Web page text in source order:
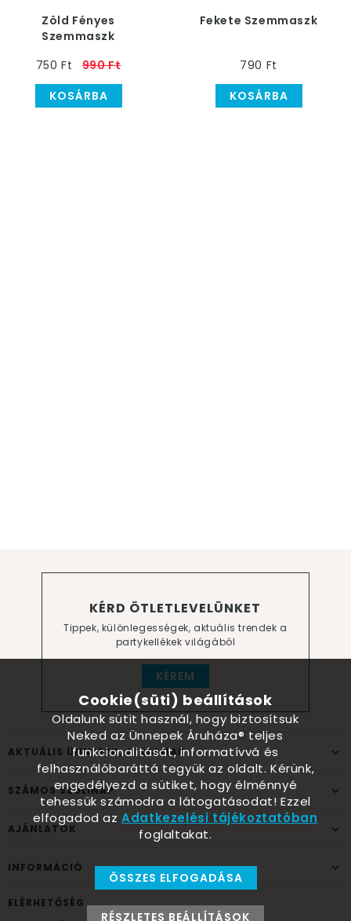
Zöld Fényes
Szemmaszk
750 Ft
990 Ft
KOSÁRBA
Fekete Szemmaszk
790 Ft
KOSÁRBA
KÉRD ÖTLETLEVELÜNKET
Tippek, különlegességek, aktuális trendek a
partykellékek világából
KÉREM
AKTUÁLIS ÜNNEPEK, ALKALMAK
SZÁMOS SZÜLINAP
AJÁNLATOK
INFORMÁCIÓ
ELÉRHETŐSÉG
Cookie(süti) beállítások
Oldalunk sütit használ, hogy biztosítsuk
Neked az Ünnepek Áruháza® teljes
funkcionalitását, informatívvá és
felhasználóbaráttá tegyük az oldalt. Kérünk,
engedélyezd a sütiket, hogy élménnyé
tehessük számodra a látogatásodat! Ezzel
elfogadod azAdatkezelési tájékoztatóban
foglaltakat.
ÖSSZES ELFOGADÁSA
RÉSZLETES BEÁLLÍTÁSOK